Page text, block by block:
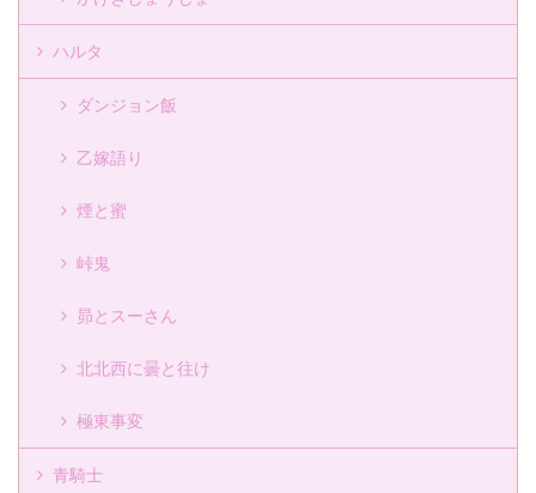
ハルタ
ダンジョン飯
乙嫁語り
煙と蜜
峠鬼
昴とスーさん
北北西に曇と往け
極東事変
青騎士